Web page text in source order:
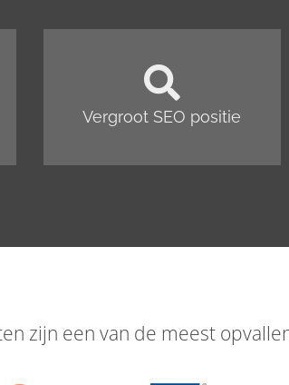
Vergroot SEO positie
zijn een van de meest